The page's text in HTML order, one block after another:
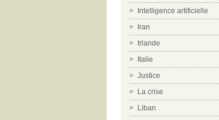
Intelligence artificielle
Iran
Irlande
Italie
Justice
La crise
Liban